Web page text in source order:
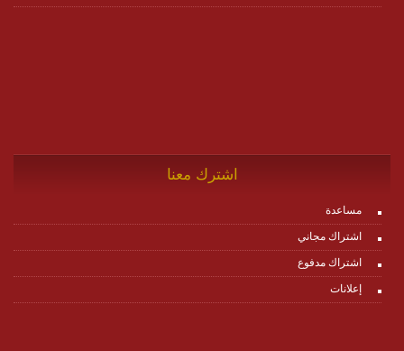
اشترك معنا
مساعدة
اشتراك مجاني
اشتراك مدفوع
إعلانات